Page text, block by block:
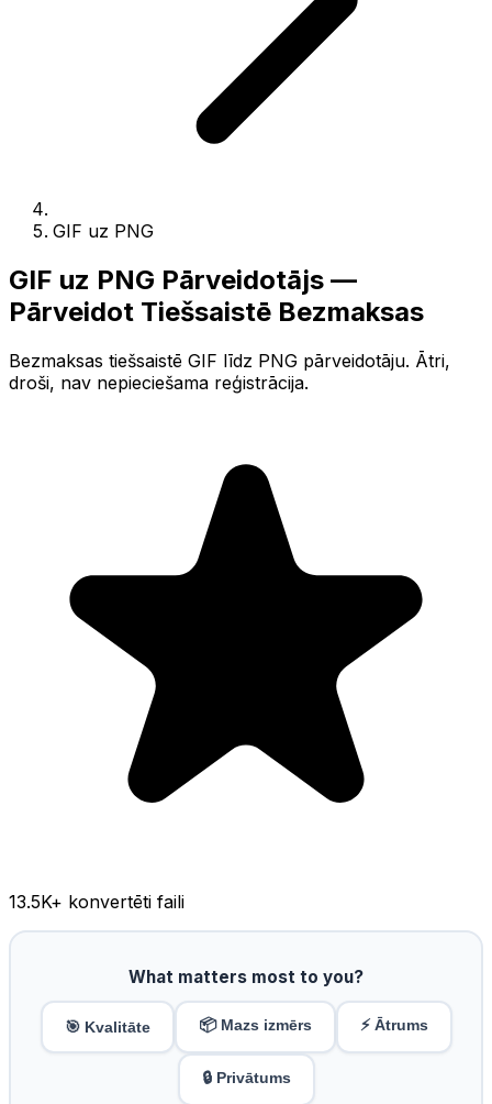
GIF uz PNG
GIF uz PNG Pārveidotājs —
Pārveidot Tiešsaistē Bezmaksas
Bezmaksas tiešsaistē GIF līdz PNG pārveidotāju. Ātri,
droši, nav nepieciešama reģistrācija.
13.5K+ konvertēti faili
What matters most to you?
🎯 Kvalitāte 📦 Mazs izmērs ⚡ Ātrums
🔒 Privātums